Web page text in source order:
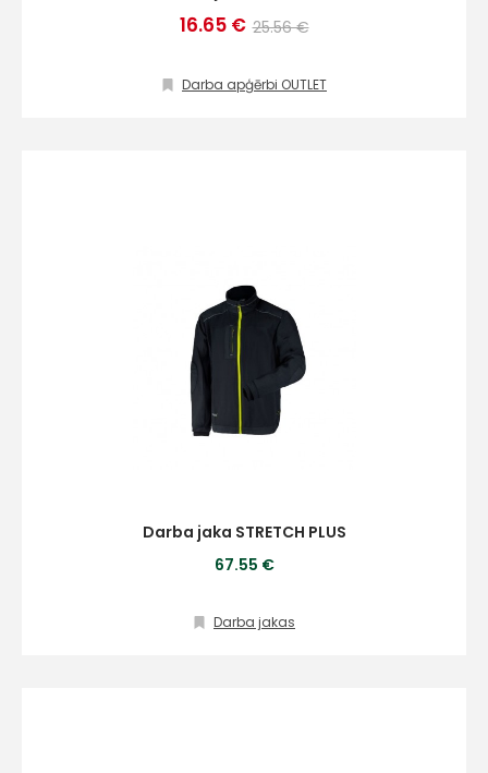
16.65 € 25.56 €
Darba apģērbi OUTLET
Darba jaka STRETCH PLUS
67.55 €
Darba jakas